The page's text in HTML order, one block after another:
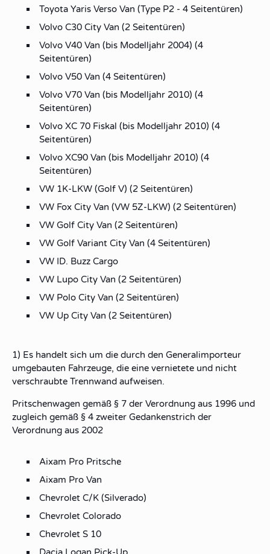
Toyota Yaris Verso Van (Type P2 - 4 Seitentüren)
Volvo C30 City Van (2 Seitentüren)
Volvo V40 Van (bis Modelljahr 2004) (4
Seitentüren)
Volvo V50 Van (4 Seitentüren)
Volvo V70 Van (bis Modelljahr 2010) (4
Seitentüren)
Volvo XC 70 Fiskal (bis Modelljahr 2010) (4
Seitentüren)
Volvo XC90 Van (bis Modelljahr 2010) (4
Seitentüren)
VW 1K-LKW (Golf V) (2 Seitentüren)
VW Fox City Van (VW 5Z-LKW) (2 Seitentüren)
VW Golf City Van (2 Seitentüren)
VW Golf Variant City Van (4 Seitentüren)
VW ID. Buzz Cargo
VW Lupo City Van (2 Seitentüren)
VW Polo City Van (2 Seitentüren)
VW Up City Van (2 Seitentüren)
1) Es handelt sich um die durch den Generalimporteur
umgebauten Fahrzeuge, die eine vernietete und nicht
verschraubte Trennwand aufweisen.
Pritschenwagen gemäß § 7 der Verordnung aus 1996 und
zugleich gemäß § 4 zweiter Gedankenstrich der
Verordnung aus 2002
Aixam Pro Pritsche
Aixam Pro Van
Chevrolet C/K (Silverado)
Chevrolet Colorado
Chevrolet S 10